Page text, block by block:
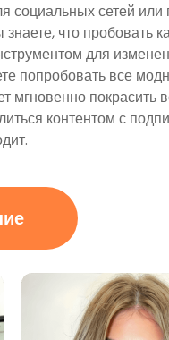
социальных сетей или
что пробовать
для
попробовать все
мгновенно покрасить
контентом с